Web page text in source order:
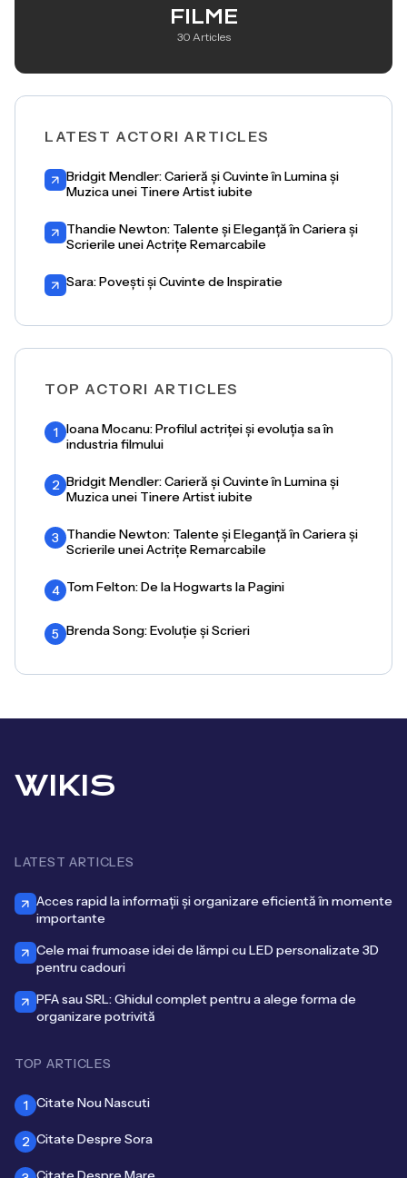
FILME
30 Articles
LATEST ACTORI ARTICLES
Bridgit Mendler: Carieră și Cuvinte în Lumina și
Muzica unei Tinere Artist iubite
Thandie Newton: Talente și Eleganță în Cariera și
Scrierile unei Actrițe Remarcabile
Sara: Povești și Cuvinte de Inspiratie
TOP ACTORI ARTICLES
1 Ioana Mocanu: Profilul actriței și evoluția sa în
industria filmului
2 Bridgit Mendler: Carieră și Cuvinte în Lumina și
Muzica unei Tinere Artist iubite
3 Thandie Newton: Talente și Eleganță în Cariera și
Scrierile unei Actrițe Remarcabile
4 Tom Felton: De la Hogwarts la Pagini
5 Brenda Song: Evoluție și Scrieri
WIKIS
LATEST ARTICLES
Acces rapid la informații și organizare eficientă în momente
importante
Cele mai frumoase idei de lămpi cu LED personalizate 3D
pentru cadouri
PFA sau SRL: Ghidul complet pentru a alege forma de
organizare potrivită
TOP ARTICLES
1 Citate Nou Nascuti
2 Citate Despre Sora